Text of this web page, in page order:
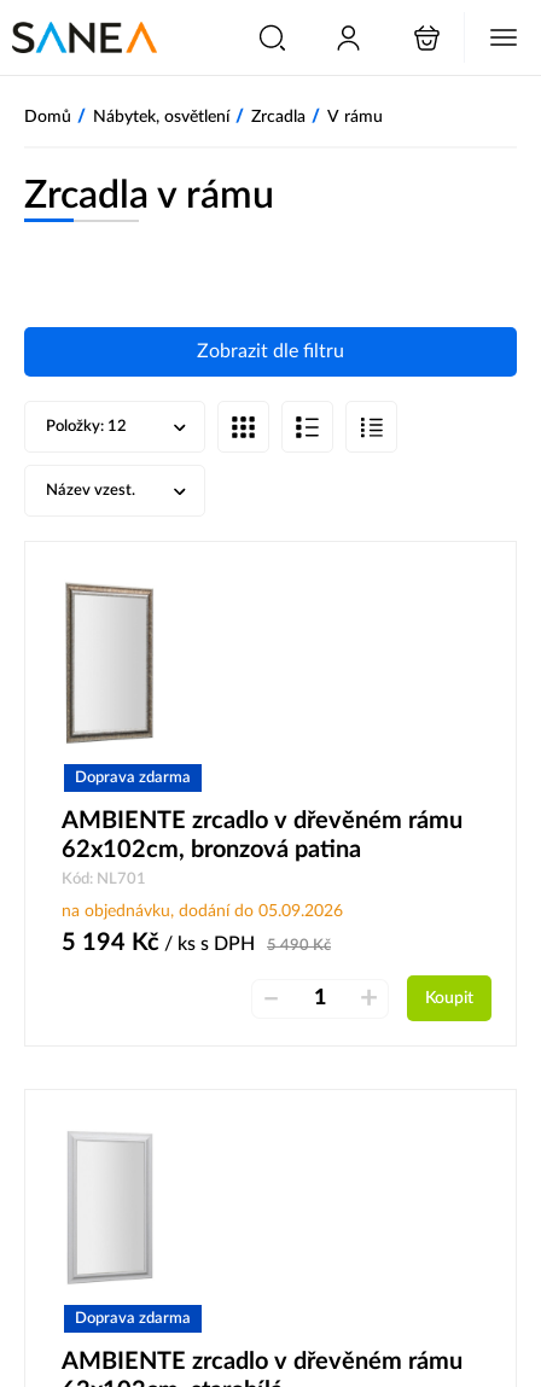
Domů / Nábytek, osvětlení / Zrcadla / V rámu
Zrcadla v rámu
Zobrazit dle filtru
Položky: 12
Název vzest.
Doprava zdarma
AMBIENTE zrcadlo v dřevěném rámu
62x102cm, bronzová patina
Kód: NL701
na objednávku, dodání do 05.09.2026
5 194 Kč / ks s DPH 5 490Kč
– + Koupit
Doprava zdarma
AMBIENTE zrcadlo v dřevěném rámu